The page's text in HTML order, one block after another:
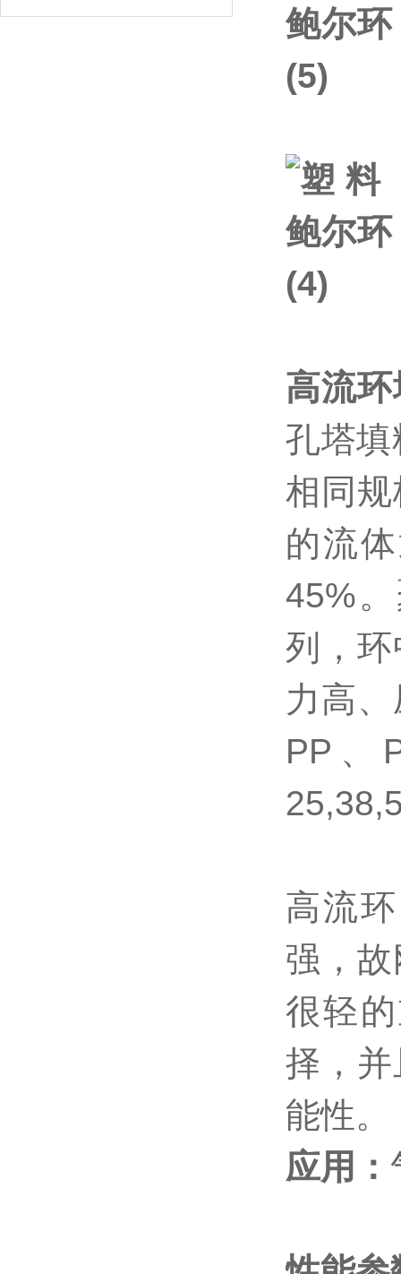
高流
孔塔
相同
的流
45%
列，
力高
PP、
高流
强，
很轻
择，
能性。
应用：